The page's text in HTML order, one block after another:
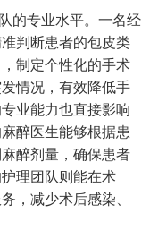
的专业水平。一名经
判断患者的包皮类
制定个性化的手术
情况，有效降低手
业能力也直接影响
醉医生能够根据患
醉剂量，确保患者
理团队则能在术
，减少术后感染、